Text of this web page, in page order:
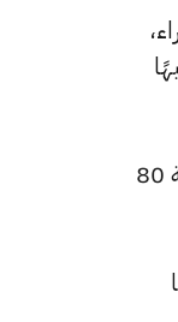
جنيهًا للشراء،
جنيهًا للبيع و 4585 جنيهًا
كما ارتفع سعر الجنيه الذهب ليصل إلى 55520 جنيهًا للبيع و55120 جنيهًا للشراء، بعد زيادة بقيمة 80